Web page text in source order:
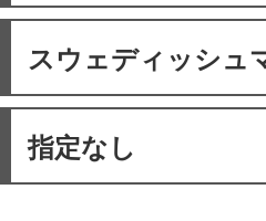
通信講座を
スウェディッシュ
指定なし